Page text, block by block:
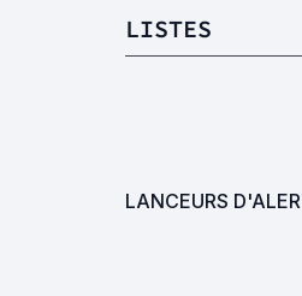
LISTES
LANCEURS